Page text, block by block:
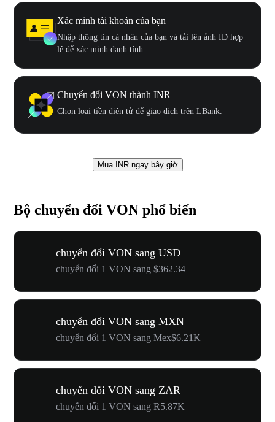
Xác minh tài khoản của bạn
Nhập thông tin cá nhân của bạn và tải lên ảnh ID hợp
lệ để xác minh danh tính
Chuyển đổi VON thành INR
Chọn loại tiền điện tử để giao dịch trên LBank.
Mua INR ngay bây giờ
Bộ chuyển đổi VON phổ biến
chuyển đổi VON sang USD
chuyển đổi 1 VON sang $362.34
chuyển đổi VON sang MXN
chuyển đổi 1 VON sang Mex$6.21K
chuyển đổi VON sang ZAR
chuyển đổi 1 VON sang R5.87K